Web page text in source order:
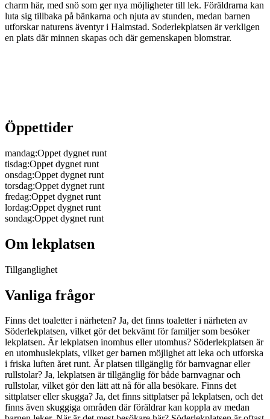
charm här, med snö som ger nya möjligheter till lek. Föräldrarna kan
luta sig tillbaka på bänkarna och njuta av stunden, medan barnen
utforskar naturens äventyr i Halmstad. Soderlekplatsen är verkligen
en plats där minnen skapas och där gemenskapen blomstrar.
Öppettider
mandag:Oppet dygnet runt
tisdag:Oppet dygnet runt
onsdag:Oppet dygnet runt
torsdag:Oppet dygnet runt
fredag:Oppet dygnet runt
lordag:Oppet dygnet runt
sondag:Oppet dygnet runt
Om lekplatsen
Tillganglighet
Vanliga frågor
Finns det toaletter i närheten? Ja, det finns toaletter i närheten av
Söderlekplatsen, vilket gör det bekvämt för familjer som besöker
lekplatsen. Är lekplatsen inomhus eller utomhus? Söderlekplatsen är
en utomhuslekplats, vilket ger barnen möjlighet att leka och utforska
i friska luften året runt. Är platsen tillgänglig för barnvagnar eller
rullstolar? Ja, lekplatsen är tillgänglig för både barnvagnar och
rullstolar, vilket gör den lätt att nå för alla besökare. Finns det
sittplatser eller skugga? Ja, det finns sittplatser på lekplatsen, och det
finns även skuggiga områden där föräldrar kan koppla av medan